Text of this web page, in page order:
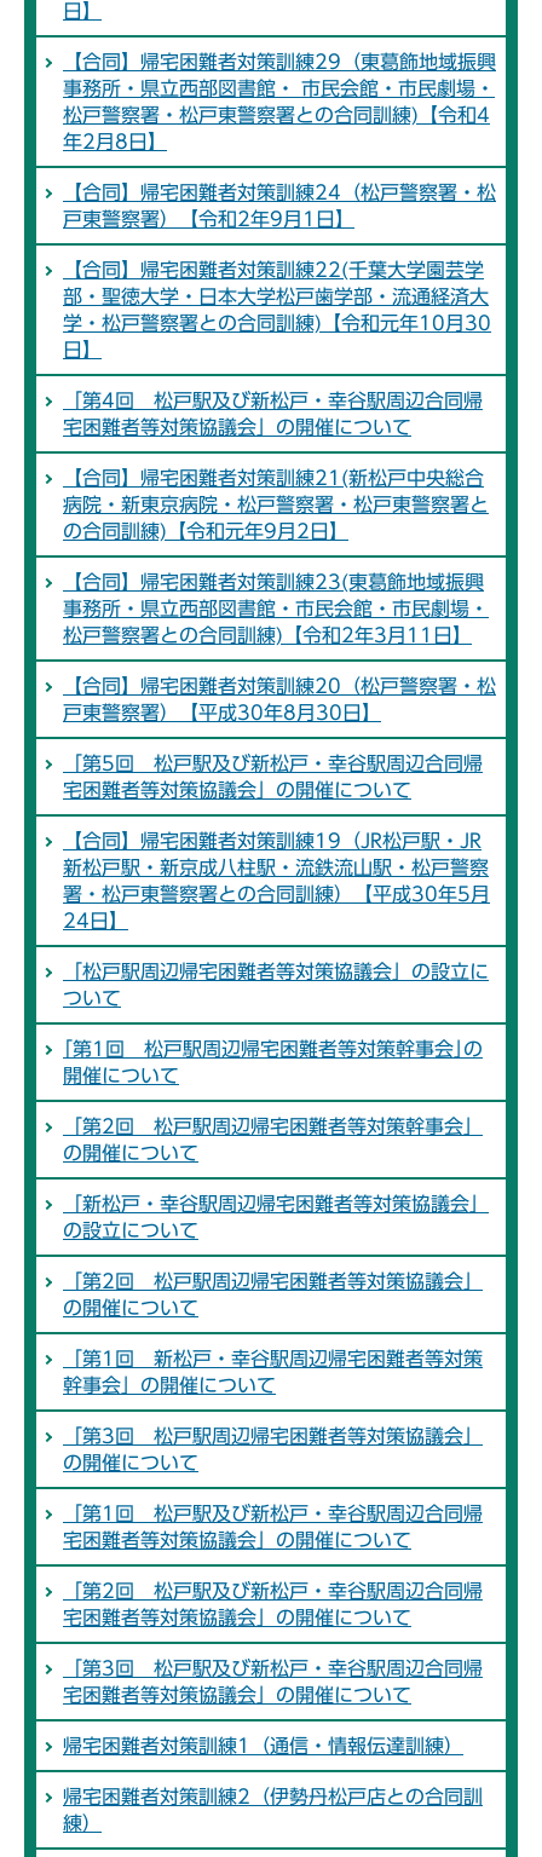
日】
【合同】帰宅困難者対策訓練29（東葛飾地域振興
事務所・県立西部図書館・ 市民会館・市民劇場・
松戸警察署・松戸東警察署との合同訓練)【令和4
年2月8日】
【合同】帰宅困難者対策訓練24（松戸警察署・松
戸東警察署）【令和2年9月1日】
【合同】帰宅困難者対策訓練22(千葉大学園芸学
部・聖徳大学・日本大学松戸歯学部・流通経済大
学・松戸警察署との合同訓練)【令和元年10月30
日】
「第4回 松戸駅及び新松戸・幸谷駅周辺合同帰
宅困難者等対策協議会」の開催について
【合同】帰宅困難者対策訓練21(新松戸中央総合
病院・新東京病院・松戸警察署・松戸東警察署と
の合同訓練)【令和元年9月2日】
【合同】帰宅困難者対策訓練23(東葛飾地域振興
事務所・県立西部図書館・市民会館・市民劇場・
松戸警察署との合同訓練)【令和2年3月11日】
【合同】帰宅困難者対策訓練20（松戸警察署・松
戸東警察署）【平成30年8月30日】
「第5回 松戸駅及び新松戸・幸谷駅周辺合同帰
宅困難者等対策協議会」の開催について
【合同】帰宅困難者対策訓練19（JR松戸駅・JR
新松戸駅・新京成八柱駅・流鉄流山駅・松戸警察
署・松戸東警察署との合同訓練）【平成30年5月
24日】
「松戸駅周辺帰宅困難者等対策協議会」の設立に
ついて
｢第1回 松戸駅周辺帰宅困難者等対策幹事会｣の
開催について
「第2回 松戸駅周辺帰宅困難者等対策幹事会」
の開催について
「新松戸・幸谷駅周辺帰宅困難者等対策協議会」
の設立について
「第2回 松戸駅周辺帰宅困難者等対策協議会」
の開催について
「第1回 新松戸・幸谷駅周辺帰宅困難者等対策
幹事会」の開催について
「第3回 松戸駅周辺帰宅困難者等対策協議会」
の開催について
「第1回 松戸駅及び新松戸・幸谷駅周辺合同帰
宅困難者等対策協議会」の開催について
「第2回 松戸駅及び新松戸・幸谷駅周辺合同帰
宅困難者等対策協議会」の開催について
「第3回 松戸駅及び新松戸・幸谷駅周辺合同帰
宅困難者等対策協議会」の開催について
帰宅困難者対策訓練1（通信・情報伝達訓練）
帰宅困難者対策訓練2（伊勢丹松戸店との合同訓
練）